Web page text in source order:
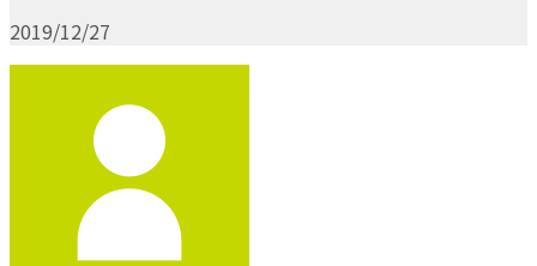
2019/12/27